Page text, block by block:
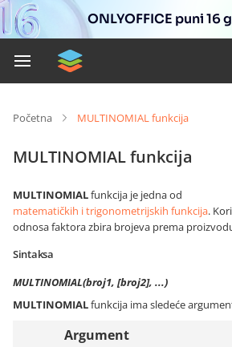
ONLYOFFICE puni 16
Početna MULTINOMIAL funkcija
MULTINOMIAL funkcija
MULTINOMIALfunkcija je jedna od
matematičkih i trigonometrijskih funkcija.
odnosa faktora zbira brojeva prema
Sintaksa
MULTINOMIAL(broj1, [broj2], ...)
MULTINOMIALfunkcija ima sledeće
Argument